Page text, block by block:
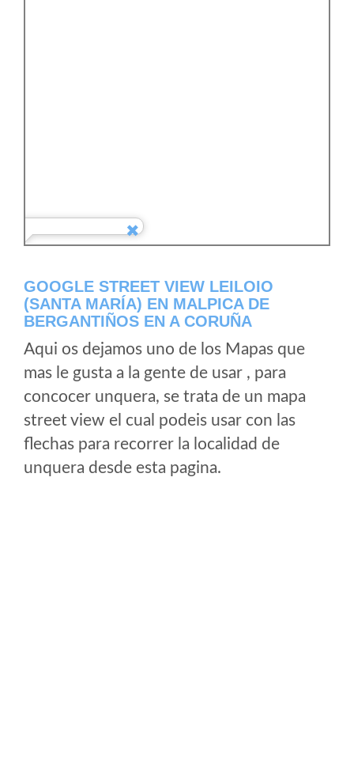
GOOGLE STREET VIEW LEILOIO
(SANTA MARÍA) EN MALPICA DE
BERGANTIÑOS EN A CORUÑA
Aqui os dejamos uno de los Mapas que
mas le gusta a la gente de usar , para
concocer unquera, se trata de un mapa
street view el cual podeis usar con las
flechas para recorrer la localidad de
unquera desde esta pagina.